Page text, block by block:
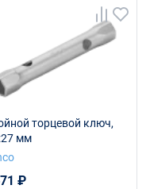
торцевой ключ,
мм
₽